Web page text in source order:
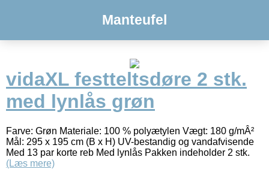
Manteufel
vidaXL festteltsdøre 2 stk.
med lynlås grøn
Farve: Grøn Materiale: 100 % polyætylen Vægt: 180 g/mÂ²
Mål: 295 x 195 cm (B x H) UV-bestandig og vandafvisende
Med 13 par korte reb Med lynlås Pakken indeholder 2 stk.
(Læs mere)